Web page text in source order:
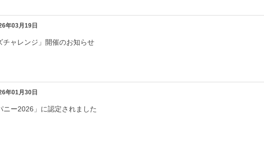
年03月19日
チャレンジ」開催のお知らせ
年01月30日
ニー2026」に認定されました